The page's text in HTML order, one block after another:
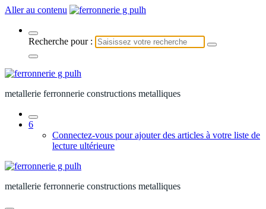
Aller au contenu
Recherche pour :
metallerie ferronnerie constructions metalliques
6
Connectez-vous pour ajouter des articles à votre liste de
lecture ultérieure
metallerie ferronnerie constructions metalliques